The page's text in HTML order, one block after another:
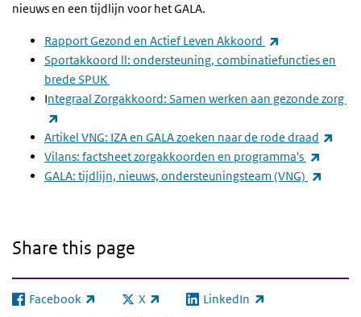
nieuws en een tijdlijn voor het GALA.
Rapport Gezond en Actief Leven Akkoord
Sportakkoord ll: ondersteuning, combinatiefuncties en
brede SPUK
Integraal Zorgakkoord: Samen werken aan gezonde zorg
Artikel VNG: IZA en GALA zoeken naar de rode draad
Vilans: factsheet zorgakkoorden en programma's
GALA: tijdlijn, nieuws, ondersteuningsteam (VNG)
Share this page
Facebook
(link is external) X
(link is external)LinkedIn
(link is external)